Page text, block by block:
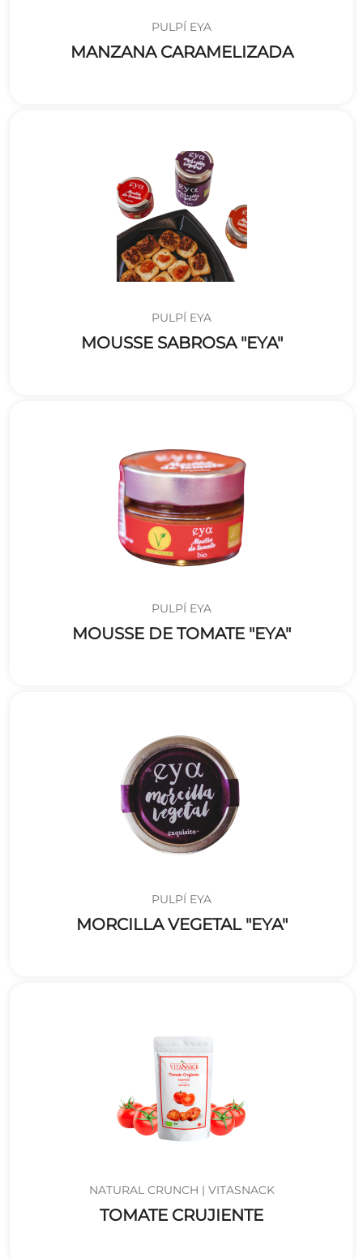
PULPÍ EYA
MANZANA CARAMELIZADA
PULPÍ EYA
MOUSSE SABROSA "EYA"
PULPÍ EYA
MOUSSE DE TOMATE "EYA"
PULPÍ EYA
MORCILLA VEGETAL "EYA"
NATURAL CRUNCH | VITASNACK
TOMATE CRUJIENTE